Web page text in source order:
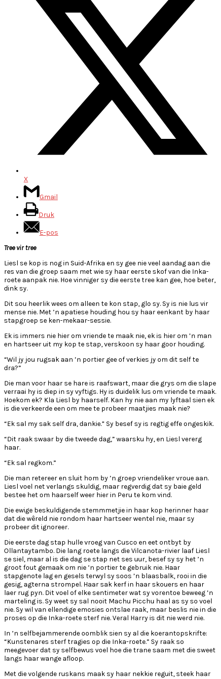
X
Gmail
Druk
E-pos
Tree vir tree
Liesl se kop is nog in Suid-Afrika en sy gee nie veel aandag aan die
res van die groep saam met wie sy haar eerste skof van die Inka-
roete aanpak nie. Hoe vinniger sy die eerste tree kan gee, hoe beter,
dink sy.
Dit sou heerlik wees om alleen te kon stap, glo sy. Sy is nie lus vir
mense nie. Met ’n apatiese houding hou sy haar eenkant by haar
stapgroep se ken-mekaar-sessie.
Ek is immers nie hier om vriende te maak nie, ek is hier om ’n man
en hartseer uit my kop te stap, verskoon sy haar goor houding.
“Wil jy jou rugsak aan ’n portier gee of verkies jy om dit self te
dra?”
Die man voor haar se hare is raafswart, maar die grys om die slape
verraai hy is diep in sy vyftigs. Hy is duidelik lus om vriende te maak.
Hoekom ek? Kla Liesl by haarself. Kan hy nie aan my lyftaal sien ek
is die verkeerde een om mee te probeer maatjies maak nie?
“Ek sal my sak self dra, dankie.” Sy besef sy is regtig effe ongeskik.
“Dit raak swaar by die tweede dag,” waarsku hy, en Liesl vererg
haar.
“Ek sal regkom.”
Die man retereer en sluit hom by ’n groep vriendeliker vroue aan.
Liesl voel net verlangs skuldig, maar regverdig dat sy baie geld
bestee het om haarself weer hier in Peru te kom vind.
Die ewige beskuldigende stemmmetjie in haar kop herinner haar
dat die wêreld nie rondom haar hartseer wentel nie, maar sy
probeer dit ignoreer.
Die eerste dag stap hulle vroeg van Cusco en eet ontbyt by
Ollantaytambo. Die lang roete langs die Vilcanota-rivier laaf Liesl
se siel, maar al is die dag se stap net ses uur, besef sy sy het ’n
groot fout gemaak om nie ’n portier te gebruik nie. Haar
stapgenote lag en gesels terwyl sy soos ’n blaasbalk, rooi in die
gesig, agterna strompel. Haar sak kerf in haar skouers en haar
laer rug pyn. Dit voel of elke sentimeter wat sy vorentoe beweeg ’n
marteling is. Sy weet sy sal nooit Machu Picchu haal as sy so voel
nie. Sy wil van ellendige emosies ontslae raak, maar beslis nie in die
proses op die Inka-roete sterf nie. Veral Harry is dit nie werd nie.
In ’n selfbejammerende oomblik sien sy al die koerantopskrifte:
“Kunstenares sterf tragies op die Inka-roete.” Sy raak so
meegevoer dat sy selfbewus voel hoe die trane saam met die sweet
langs haar wange afloop.
Met die volgende ruskans maak sy haar nekkie reguit, steek haar